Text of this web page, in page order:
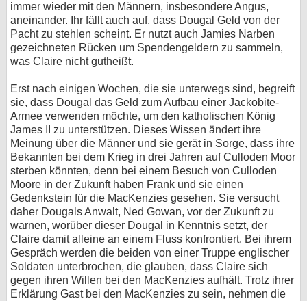
immer wieder mit den Männern, insbesondere Angus,
aneinander. Ihr fällt auch auf, dass Dougal Geld von der
Pacht zu stehlen scheint. Er nutzt auch Jamies Narben
gezeichneten Rücken um Spendengeldern zu sammeln,
was Claire nicht gutheißt.
Erst nach einigen Wochen, die sie unterwegs sind, begreift
sie, dass Dougal das Geld zum Aufbau einer Jackobite-
Armee verwenden möchte, um den katholischen König
James II zu unterstützen. Dieses Wissen ändert ihre
Meinung über die Männer und sie gerät in Sorge, dass ihre
Bekannten bei dem Krieg in drei Jahren auf Culloden Moor
sterben könnten, denn bei einem Besuch von Culloden
Moore in der Zukunft haben Frank und sie einen
Gedenkstein für die MacKenzies gesehen. Sie versucht
daher Dougals Anwalt, Ned Gowan, vor der Zukunft zu
warnen, worüber dieser Dougal in Kenntnis setzt, der
Claire damit alleine an einem Fluss konfrontiert. Bei ihrem
Gespräch werden die beiden von einer Truppe englischer
Soldaten unterbrochen, die glauben, dass Claire sich
gegen ihren Willen bei den MacKenzies aufhält. Trotz ihrer
Erklärung Gast bei den MacKenzies zu sein, nehmen die